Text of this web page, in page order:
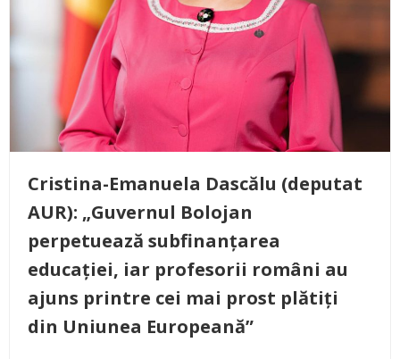
Cristina-Emanuela Dascălu (deputat
AUR): „Guvernul Bolojan
perpetuează subfinanțarea
educației, iar profesorii români au
ajuns printre cei mai prost plătiți
din Uniunea Europeană”